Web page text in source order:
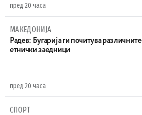
пред 20 часа
МАКЕДОНИЈА
Радев: Бугарија ги почитува различните
етнички заедници
пред 20 часа
СПОРТ